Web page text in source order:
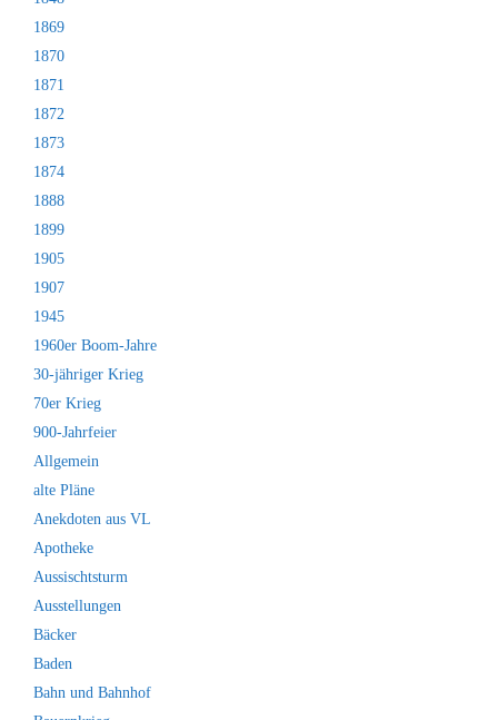
1869
1870
1871
1872
1873
1874
1888
1899
1905
1907
1945
1960er Boom-Jahre
30-jähriger Krieg
70er Krieg
900-Jahrfeier
Allgemein
alte Pläne
Anekdoten aus VL
Apotheke
Aussischtsturm
Ausstellungen
Bäcker
Baden
Bahn und Bahnhof